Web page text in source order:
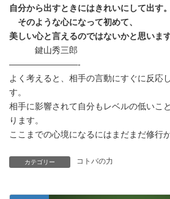
自分から出すときにはきれいにして出す。
そのような心になって初めて、
美しい心と言えるのではないかと思います
鍵山秀三郎
————————-
よく考えると、相手の言動にすぐに反応
す。
相手に影響されて自分もレベルの低いこ
ります。
ここまでの心境になるにはまだまだ修行
カテゴリー コトバの力